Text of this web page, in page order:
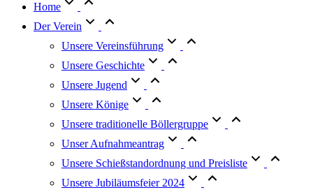
Home
Der Verein
Unsere Vereinsführung
Unsere Geschichte
Unsere Jugend
Unsere Könige
Unsere traditionelle Böllergruppe
Unser Aufnahmeantrag
Unsere Schießstandordnung und Preisliste
Unsere Jubiläumsfeier 2024